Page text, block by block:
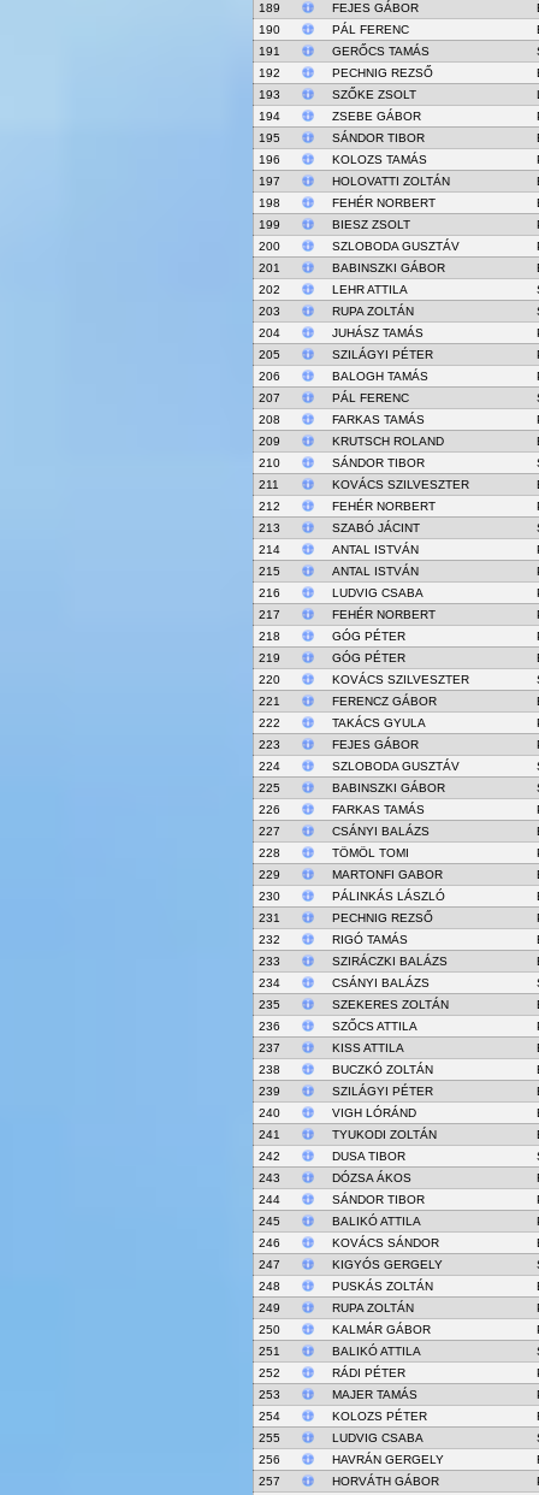
189 FEJES GÁBOR
190
PÁL FERENC
191
GERŐCS TAMÁS
192
PECHNIG REZSŐ
193
SZŐKE ZSOLT
194
ZSEBE GÁBOR
195
SÁNDOR TIBOR
196
KOLOZS TAMÁS
197
HOLOVATTI ZOLTÁN
198
FEHÉR NORBERT
199
BIESZ ZSOLT
200
SZLOBODA GUSZTÁV
201
BABINSZKI GÁBOR
202
LEHR ATTILA
203
RUPA ZOLTÁN
204
JUHÁSZ TAMÁS
205
SZILÁGYI PÉTER
206
BALOGH TAMÁS
207
PÁL FERENC
208
FARKAS TAMÁS
209
KRUTSCH ROLAND
210
SÁNDOR TIBOR
211
KOVÁCS SZILVESZTER
212
FEHÉR NORBERT
213
SZABÓ JÁCINT
214
ANTAL ISTVÁN
215
ANTAL ISTVÁN
216
LUDVIG CSABA
217
FEHÉR NORBERT
218
GÓG PÉTER
219
GÓG PÉTER
220
KOVÁCS SZILVESZTER
221
FERENCZ GÁBOR
222
TAKÁCS GYULA
223
FEJES GÁBOR
224
SZLOBODA GUSZTÁV
225
BABINSZKI GÁBOR
226
FARKAS TAMÁS
227
CSÁNYI BALÁZS
228
TÖMÖL TOMI
229
MARTONFI GABOR
230
PÁLINKÁS LÁSZLÓ
231
PECHNIG REZSŐ
232
RIGÓ TAMÁS
233
SZIRÁCZKI BALÁZS
234
CSÁNYI BALÁZS
235
SZEKERES ZOLTÁN
236
SZŐCS ATTILA
237
KISS ATTILA
238
BUCZKÓ ZOLTÁN
239
SZILÁGYI PÉTER
240
VIGH LÓRÁND
241
TYUKODI ZOLTÁN
242
DUSA TIBOR
243
DÓZSA ÁKOS
244
SÁNDOR TIBOR
245
BALIKÓ ATTILA
246
KOVÁCS SÁNDOR
247
KIGYÓS GERGELY
248
PUSKÁS ZOLTÁN
249
RUPA ZOLTÁN
250
KALMÁR GÁBOR
251
BALIKÓ ATTILA
252
RÁDI PÉTER
253
MAJER TAMÁS
254
KOLOZS PÉTER
255
LUDVIG CSABA
256
HAVRÁN GERGELY
257
HORVÁTH GÁBOR